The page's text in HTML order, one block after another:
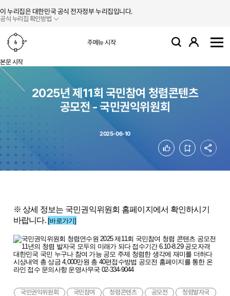
이 누리집은 대한민국 공식 전자정부 누리집입니다.
공식 누리집 확인방법
주메뉴 시작 검색 로그인
본문 시작
2025년 제11회 국민참여 청렴콘텐츠
공모전 - 국민권익위원회
2025-06-10
좋아요 북마크
※ 상세 정보는 국민권익위원회 홈페이지에서 확인하시기
바랍니다. [바로가기]
국민권익위원회 국민참여 청렴콘텐츠 공모전
청렴발자국